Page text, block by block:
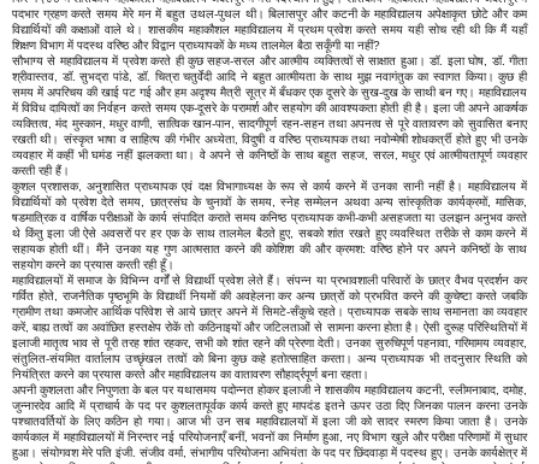
पदभार ग्रहण करते समय मेरे मन में बहुत उथल-पुथल थी। बिलासपुर और कटनी के महाविद्यालय अपेक्षाकृत छोटे और कम
विद्यार्थियों की कक्षाओं वाले थे। शासकीय महाकौशल महाविद्यालय में प्रथम प्रवेश करते समय यही सोच रही थी कि मैं यहाँ
शिक्षण विभाग में पदस्थ वरिष्ठ और विद्वान प्राध्यापकों के मध्य तालमेल बैठा सकूँगी या नहीं?
सौभाग्य से महाविद्यालय में प्रवेश करते ही कुछ सहज-सरल और आत्मीय व्यक्तित्वों से साक्षात हुआ। डॉ. इला घोष, डॉ. गीता
श्रीवास्तव, डॉ. सुभद्रा पांडे, डॉ. चित्रा चतुर्वेदी आदि ने बहुत आत्मीयता के साथ मुझ नवागंतुक का स्वागत किया। कुछ ही
समय में अपरिचय की खाई पट गई और हम अदृश्य मैत्री सूत्र में बँधकर एक दूसरे के सुख-दुख के साथी बन गए। महाविद्यालय
में विविध दायित्वों का निर्वहन करते समय एक-दूसरे के परामर्श और सहयोग की आवश्यकता होती ही है। इला जी अपने आकर्षक
व्यक्तित्व, मंद मुस्कान, मधुर वाणी, सात्विक खान-पान, सादगीपूर्ण रहन-सहन तथा अपनत्व से पूरे वातावरण को सुवासित बनाए
रखती थी। संस्कृत भाषा व साहित्य की गंभीर अध्येता, विदुषी व वरिष्ठ प्राध्यापक तथा नवोन्मेषी शोधकर्त्री होते हुए भी उनके
व्यवहार में कहीं भी घमंड नहीं झलकता था। वे अपने से कनिष्ठों के साथ बहुत सहज, सरल, मधुर एवं आत्मीयतापूर्ण व्यवहार
करती रही हैं।
कुशल प्रशासक, अनुशासित प्राध्यापक एवं दक्ष विभागाध्यक्ष के रूप से कार्य करने में उनका सानी नहीं है। महाविद्यालय में
विद्यार्थियों को प्रवेश देते समय, छात्रसंघ के चुनावों के समय, स्नेह सम्मेलन अथवा अन्य सांस्कृतिक कार्यक्रमों, मासिक,
षडमात्रिक व वार्षिक परीक्षाओं के कार्य संपादित कराते समय कनिष्ठ प्राध्यापक कभी-कभी असहजता या उलझन अनुभव करते
थे किंतु इला जी ऐसे अवसरों पर हर एक के साथ तालमेल बैठते हुए, सबको शांत रखते हुए व्यवस्थित तरीके से काम करने में
सहायक होती थीं। मैंने उनका यह गुण आत्मसात करने की कोशिश की और क्रमश: वरिष्ठ होने पर अपने कनिष्ठों के साथ
सहयोग करने का प्रयास करती रही हूँ।
महाविद्यालयों में समाज के विभिन्न वर्गों से विद्यार्थी प्रवेश लेते हैं। संपन्न या प्रभावशाली परिवारों के छात्र वैभव प्रदर्शन कर
गर्वित होते, राजनैतिक पृष्ठभूमि के विद्यार्थी नियमों की अवहेलना कर अन्य छात्रों को प्रभवित करने की कुचेष्टा करते जबकि
ग्रामीण तथा कमजोर आर्थिक परिवेश से आये छात्र अपने में सिमटे-सँकुचे रहते। प्राध्यापक सबके साथ समानता का व्यवहार
करें, बाह्य तत्वों का अवांछित हस्तक्षेप रोकें तो कठिनाइयों और जटिलताओं से सामना करना होता है। ऐसी दुरूह परिस्थितियों में
इलाजी मातृत्व भाव से पूरी तरह शांत रहकर, सभी को शांत रहने की प्रेरणा देती। उनका सुरुचिपूर्ण पहनावा, गरिमामय व्यवहार,
संतुलित-संयमित वार्तालाप उच्छृंखल तत्वों को बिना कुछ कहे हतोत्साहित करता। अन्य प्राध्यापक भी तदनुसार स्थिति को
नियंत्रित करने का प्रयास करते और महाविद्यालय का वातावरण सौहार्द्रपूर्ण बना रहता।
अपनी कुशलता और निपुणता के बल पर यथासमय पदोन्नत होकर इलाजी ने शासकीय महाविद्यालय कटनी, स्लीमनाबाद, दमोह,
जुन्नारदेव आदि में प्राचार्य के पद पर कुशलतापूर्वक कार्य करते हुए मापदंड इतने ऊपर उठा दिए जिनका पालन करना उनके
पश्चातवर्तियों के लिए कठिन हो गया। आज भी उन सब महाविद्यालयों में इला जी को सादर स्मरण किया जाता है। उनके
कार्यकाल में महाविद्यालयों में निरन्तर नई परियोजनाएँ बनीं, भवनों का निर्माण हुआ, नए विभाग खुले और परीक्षा परिणामों में सुधार
हुआ। संयोगवश मेरे पति इंजी. संजीव वर्मा, संभागीय परियोजना अभियंता के पद पर छिंदवाड़ा में पदस्थ हुए। उनके कार्यक्षेत्र में